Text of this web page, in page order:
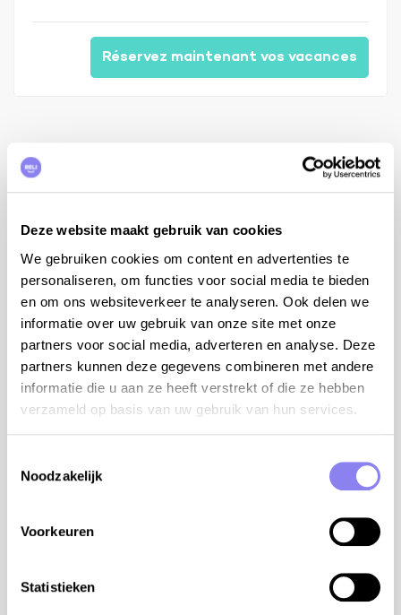
Deze website maakt gebruik van cookies
We gebruiken cookies om content en advertenties te
personaliseren, om functies voor social media te bieden
en om ons websiteverkeer te analyseren. Ook delen we
informatie over uw gebruik van onze site met onze
partners voor social media, adverteren en analyse. Deze
partners kunnen deze gegevens combineren met andere
informatie die u aan ze heeft verstrekt of die ze hebben
verzameld op basis van uw gebruik van hun services.
Noodzakelijk
Voorkeuren
Statistieken
Réservez maintenant vos vacances
Description
NOUVEAU DANS NOTRE OFFRE
La Colline Bleue est une maison de vacances très
confortable, climatisée et dotée d'un magnifique jardin
romantique avec piscine privée et vue imprenable sur
la Méditerranée. Elle est située dans un quartier
résidentiel calme, sur les collines bordant le parc
naturel du Massif des Maures, non loin de la
magnifique côte de La Londe-les-Maures.
Terrasse et terrasse couverte avec mobilier de jardin,
équipée avec évier simple, grand réfrigérateur avec
compartiment congélateur, plaques à gaz, hotte, four,
four à micro-ondes, lave-vaisselle, Nespresso et mixer.
Buanderie avec lave-linge, étendoir, aspirateur,
information additionnelle: